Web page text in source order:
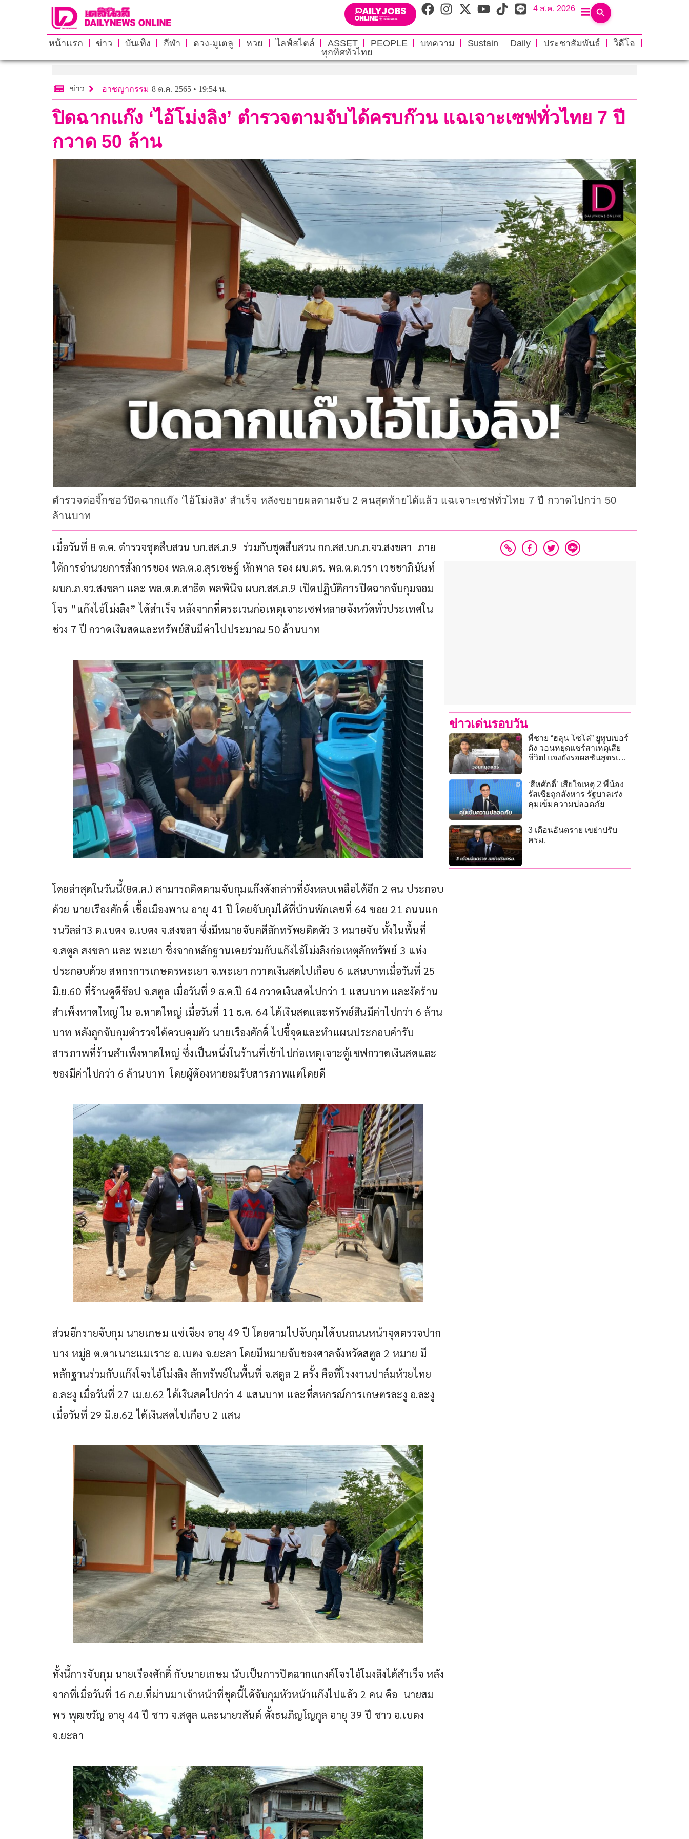
4 ส.ค. 2026
หน้าแรก ข่าว บันเทิง กีฬา ดวง-มูเตลู หวย ไลฟ์สไตล์ ASSET PEOPLE บทความ Sustain Daily ประชาสัมพันธ์
วิดีโอ
ทุกทิศทั่วไทย
ข่าว อาชญากรรม 8 ต.ค. 2565 • 19:54 น.
ปิดฉากแก๊ง ‘ไอ้โม่งลิง’ ตำรวจตามจับได้ครบก๊วน แฉเจาะเซฟทั่วไทย 7 ปี
กวาด 50 ล้าน
ตำรวจต่อจิ๊กซอว์ปิดฉากแก๊ง 'ไอ้โม่งลิง' สำเร็จ หลังขยายผลตามจับ 2 คนสุดท้ายได้แล้ว แฉเจาะเซฟทั่วไทย 7 ปี กวาดไปกว่า 50
ล้านบาท
เมื่อวันที่ 8 ต.ค. ตำรวจชุดสืบสวน บก.สส.ภ.9  ร่วมกับชุดสืบสวน กก.สส.บก.ภ.จว.สงขลา  ภาย
ใต้การอำนวยการสั่งการของ พล.ต.อ.สุรเชษฐ์ หักพาล รอง ผบ.ตร. พล.ต.ต.วรา เวชชาภินันท์
ผบก.ภ.จว.สงขลา และ พล.ต.ต.สาธิต พลพินิจ ผบก.สส.ภ.9 เปิดปฎิบัติการปิดฉากจับกุมจอม
โจร ”แก๊งไอ้โม่งลิง” ได้สำเร็จ หลังจากที่ตระเวนก่อเหตุเจาะเซฟหลายจังหวัดทั่วประเทศใน
ช่วง 7 ปี กวาดเงินสดและทรัพย์สินมีค่าไปประมาณ 50 ล้านบาท
โดยล่าสุดในวันนี้(8ต.ค.) สามารถติดตามจับกุมแก๊งดังกล่าวที่ยังหลบเหลือได้อีก 2 คน ประกอบ
ด้วย นายเรืองศักดิ์ เชื้อเมืองพาน อายุ 41 ปี โดยจับกุมได้ที่บ้านพักเลขที่ 64 ซอย 21 ถนนแก
รนวิลล่า3 ต.เบตง อ.เบตง จ.สงขลา ซึ่งมีหมายจับคดีลักทรัพยติดตัว 3 หมายจับ ทั้งในพื้นที่
จ.สตูล สงขลา และ พะเยา ซึ่งจากหลักฐานเคยร่วมกับแก๊งไอ้โม่งลิงก่อเหตุลักทรัพย์ 3 แห่ง
ประกอบด้วย สหกรการเกษตรพะเยา จ.พะเยา กวาดเงินสดไปเกือบ 6 แสนบาทเมื่อวันที่ 25
มิ.ย.60 ที่ร้านดูดีช๊อป จ.สตูล เมื่อวันที่ 9 ธ.ค.ปี 64 กวาดเงินสดไปกว่า 1 แสนบาท และงัดร้าน
สำเพ็งหาดใหญ่ ใน อ.หาดใหญ่ เมื่อวันที่ 11 ธ.ค. 64 ได้เงินสดและทรัพย์สินมีค่าไปกว่า 6 ล้าน
บาท หลังถูกจับกุมตำรวจได้ควบคุมตัว นายเรืองศักดิ์ ไปชี้จุดและทำแผนประกอบคำรับ
สารภาพที่ร้านสำเพ็งหาดใหญ่ ซึ่งเป็นหนึ่งในร้านที่เข้าไปก่อเหตุเจาะตู้เซฟกวาดเงินสดและ
ของมีค่าไปกว่า 6 ล้านบาท  โดยผู้ต้องหายอมรับสารภาพแต่โดยดี
ส่วนอีกรายจับกุม นายเกษม แซ่เจียง อายุ 49 ปี โดยตามไปจับกุมได้บนถนนหน้าจุดตรวจปาก
บาง หมู่8 ต.ตาเนาะแมเราะ อ.เบตง จ.ยะลา โดยมีหมายจับของศาลจังหวัดสตูล 2 หมาย มี
หลักฐานร่วมกับแก๊งโจรไอ้โม่งลิง ลักทรัพย์ในพื้นที่ จ.สตูล 2 ครั้ง คือที่โรงงานปาล์มห้วยไทย
อ.ละงู เมื่อวันที่ 27 เม.ย.62 ได้เงินสดไปกว่า 4 แสนบาท และที่สหกรณ์การเกษตรละงู อ.ละงู
เมื่อวันที่ 29 มิ.ย.62 ได้เงินสดไปเกือบ 2 แสน
ทั้งนี้การจับกุม นายเรืองศักดิ์ กับนายเกษม นับเป็นการปิดฉากแกงค์โจรไอ้โมงลิงได้สำเร็จ หลัง
จากที่เมื่อวันที่ 16 ก.ย.ที่ผ่านมาเจ้าหน้าที่ชุดนี้ได้จับกุมหัวหน้าแก๊งไปแล้ว 2 คน คือ  นายสม
พร พุฒขวัญ อายุ 44 ปี ชาว จ.สตูล และนายวสันต์ ตั้งธนภิญโญกูล อายุ 39 ปี ชาว อ.เบตง
จ.ยะลา
ข่าวเด่นรอบวัน
พี่ชาย “ฮลุน โซโล่” ยูทูบเบอร์
ดัง วอนหยุดแชร์สาเหตุเสีย
ชีวิต! แจงยังรอผลชันสูตรเป็น
‘สีหศักดิ์’ เสียใจเหตุ 2 พี่น้อง
รัสเซียถูกสังหาร รัฐบาลเร่ง
คุมเข้มความปลอดภัย
3 เดือนอันตราย เขย่าปรับ
ครม.